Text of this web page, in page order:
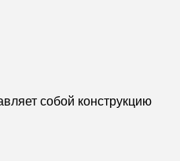
собой конструкцию